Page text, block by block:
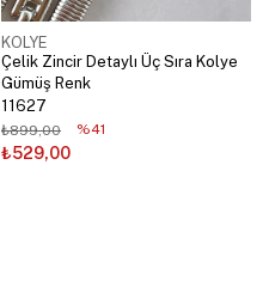
KOLYE
Çelik Zincir Detaylı Üç Sıra Kolye
Gümüş Renk
11627
₺529,00
₺899,00 %41